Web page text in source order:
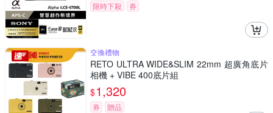
限時下殺
券
交換禮物
RETO ULTRA WIDE&SLIM 22mm 超廣角底片
相機 + VIBE 400底片組
$1,320
券 贈品